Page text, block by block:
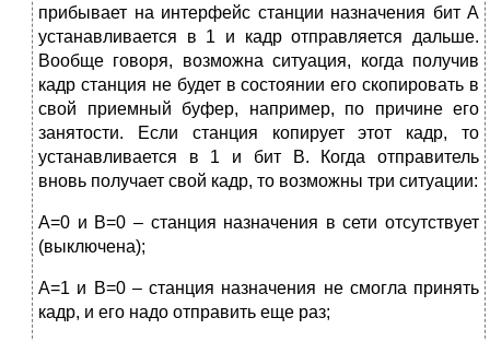
прибывает на интерфейс станции назначения бит А
устанавливается в 1 и кадр отправляется дальше.
Вообще говоря, возможна ситуация, когда получив
кадр станция не будет в состоянии его скопировать в
свой приемный буфер, например, по причине его
занятости. Если станция копирует этот кадр, то
устанавливается в 1 и бит B. Когда отправитель
вновь получает свой кадр, то возможны три ситуации:
A=0 и B=0 – станция назначения в сети отсутствует
(выключена);
A=1 и B=0 – станция назначения не смогла принять
кадр, и его надо отправить еще раз;